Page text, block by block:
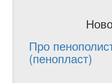
Про
(пенопласт)